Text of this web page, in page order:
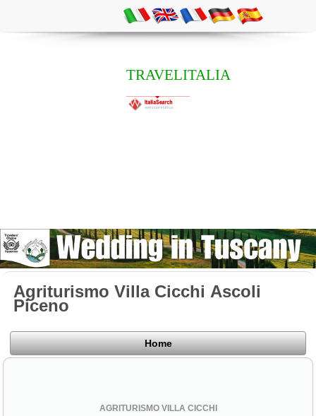
TRAVELITALIA
Agriturismo Villa Cicchi Ascoli
Piceno
Home
AGRITURISMO VILLA CICCHI